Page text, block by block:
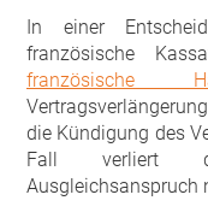
In einer
französische
französische
die Kündigung des
Fall verliert
Ausgleichsanspruch